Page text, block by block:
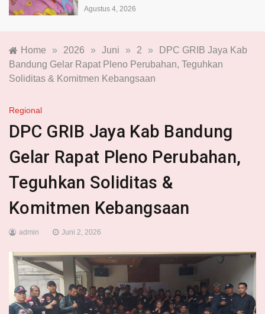
Agustus 4, 2026
Home » 2026 » Juni » 2 »
DPC GRIB Jaya Kab
Bandung Gelar Rapat Pleno Perubahan, Teguhkan
Soliditas & Komitmen Kebangsaan
Regional
DPC GRIB Jaya Kab Bandung
Gelar Rapat Pleno Perubahan,
Teguhkan Soliditas &
Komitmen Kebangsaan
admin Juni 2, 2026